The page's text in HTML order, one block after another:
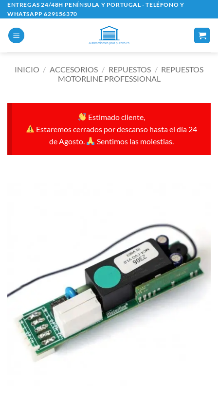
Saltar
al
contenido
ENTREGAS 24/48H PENÍNSULA Y PORTUGAL - TELÉFONO Y
WHATSAPP 629156370
INICIO / ACCESORIOS / REPUESTOS / REPUESTOS
MOTORLINE PROFESSIONAL
Estimado cliente,
Estaremos cerrados por descanso hasta el día 24
de Agosto.
Sentimos las molestias.